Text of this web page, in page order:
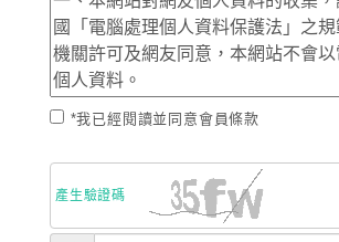
*我已經閱讀並同意會員條款
產生驗證碼